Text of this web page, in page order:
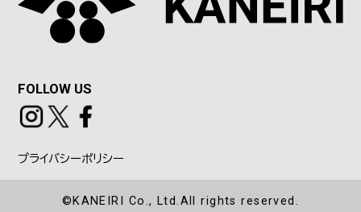
FOLLOW US
プライバシーポリシー
©KANEIRI Co., Ltd.All rights reserved.